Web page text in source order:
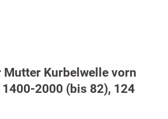
Mutter Kurbelwelle vorn
2000 (bis 82), 124